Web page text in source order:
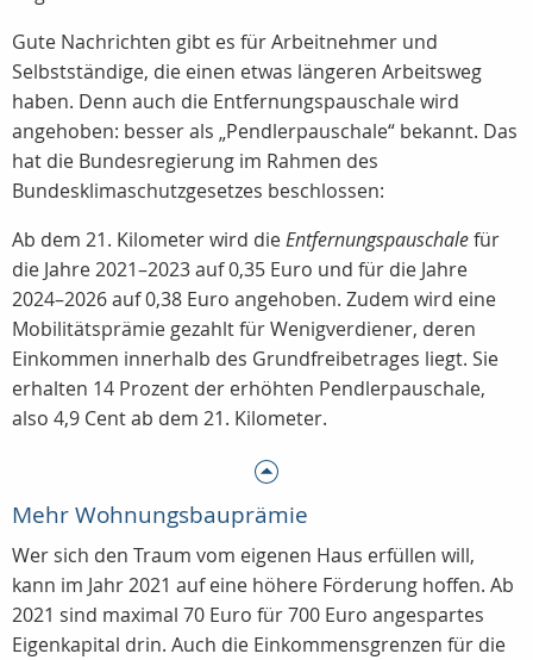
Gute Nachrichten gibt es für Arbeitnehmer und
Selbstständige, die einen etwas längeren Arbeitsweg
haben. Denn auch die Entfernungspauschale wird
angehoben: besser als „Pendlerpauschale“ bekannt. Das
hat die Bundesregierung im Rahmen des
Bundesklimaschutzgesetzes beschlossen:
Ab dem 21. Kilometer wird dieEntfernungspauschalefür
die Jahre 2021–2023 auf 0,35 Euro und für die Jahre
2024–2026 auf 0,38 Euro angehoben. Zudem wird eine
Mobilitätsprämie gezahlt für Wenigverdiener, deren
Einkommen innerhalb des Grundfreibetrages liegt. Sie
erhalten 14 Prozent der erhöhten Pendlerpauschale,
also 4,9 Cent ab dem 21. Kilometer.
Mehr Wohnungsbauprämie
Wer sich den Traum vom eigenen Haus erfüllen will,
kann im Jahr 2021 auf eine höhere Förderung hoffen. Ab
2021 sind maximal 70 Euro für 700 Euro angespartes
Eigenkapital drin. Auch die Einkommensgrenzen für die